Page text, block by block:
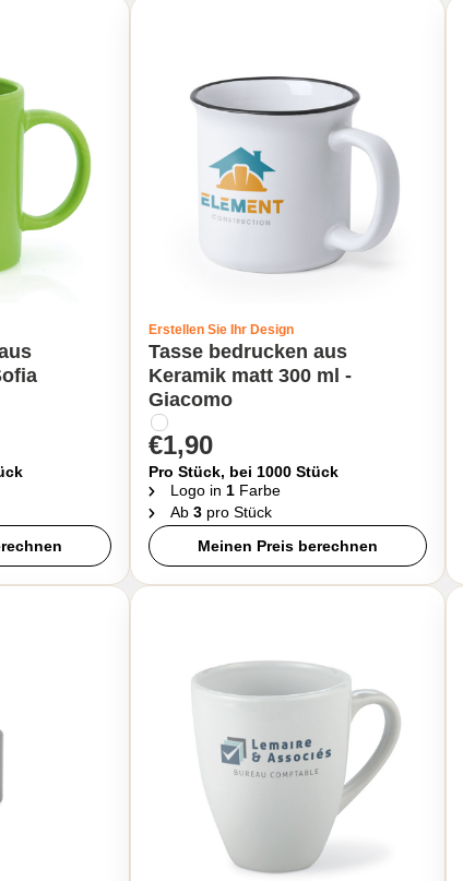
Erstellen Sie Ihr Design
Tasse bedrucken aus
Keramik matt 300 ml -
Giacomo
€1,90
Pro Stück, bei 1000 Stück
Logo in 1Farbe
Ab 3pro Stück
Meinen Preis berechnen